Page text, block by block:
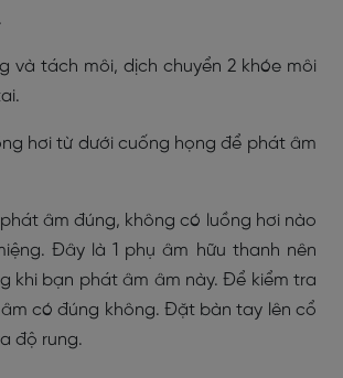
và tách môi, dịch chuyển 2 khóe môi
hơi từ dưới cuống họng để phát âm
phát âm đúng, không có luồng hơi nào
Đây là 1 phụ âm hữu thanh nên
khi bạn phát âm âm này. Để kiểm tra
có đúng không. Đặt bàn tay lên cổ
độ rung.